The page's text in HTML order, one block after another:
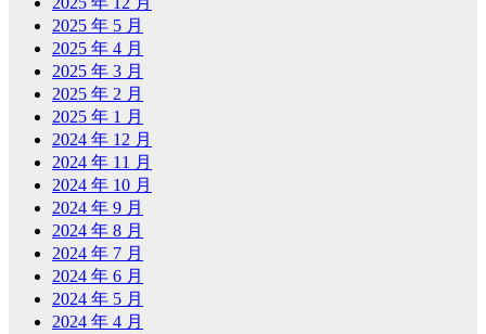
2025 年 5 月
2025 年 4 月
2025 年 3 月
2025 年 2 月
2025 年 1 月
2024 年 12 月
2024 年 11 月
2024 年 10 月
2024 年 9 月
2024 年 8 月
2024 年 7 月
2024 年 6 月
2024 年 5 月
2024 年 4 月